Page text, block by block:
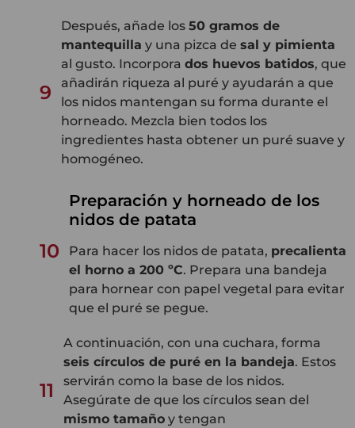
9
Después, añade los 50 gramos de
mantequilla y una pizca de sal y pimienta
al gusto. Incorpora dos huevos batidos, que
añadirán riqueza al puré y ayudarán a que
los nidos mantengan su forma durante el
horneado. Mezcla bien todos los
ingredientes hasta obtener un puré suave y
homogéneo.
10
Preparación y horneado de los
nidos de patata
Para hacer los nidos de patata, precalienta
el horno a 200 ºC. Prepara una bandeja
para hornear con papel vegetal para evitar
que el puré se pegue.
11
A continuación, con una cuchara, forma
seis círculos de puré en la bandeja. Estos
servirán como la base de los nidos.
Asegúrate de que los círculos sean del
mismo tamaño y tengan